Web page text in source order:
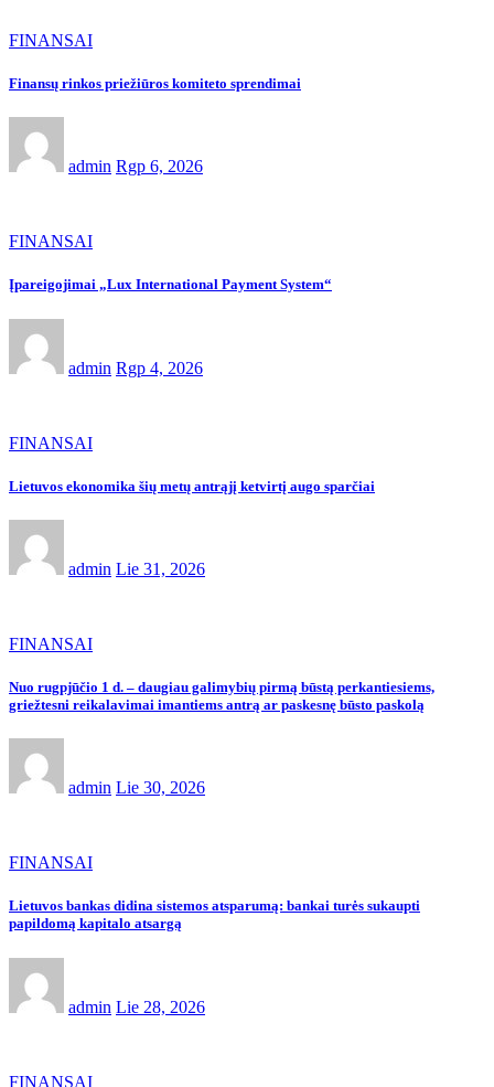
FINANSAI
Finansų rinkos priežiūros komiteto sprendimai
admin Rgp 6, 2026
FINANSAI
Įpareigojimai „Lux International Payment System“
admin Rgp 4, 2026
FINANSAI
Lietuvos ekonomika šių metų antrąjį ketvirtį augo sparčiai
admin Lie 31, 2026
FINANSAI
Nuo rugpjūčio 1 d. – daugiau galimybių pirmą būstą perkantiesiems,
griežtesni reikalavimai imantiems antrą ar paskesnę būsto paskolą
admin Lie 30, 2026
FINANSAI
Lietuvos bankas didina sistemos atsparumą: bankai turės sukaupti
papildomą kapitalo atsargą
admin Lie 28, 2026
FINANSAI